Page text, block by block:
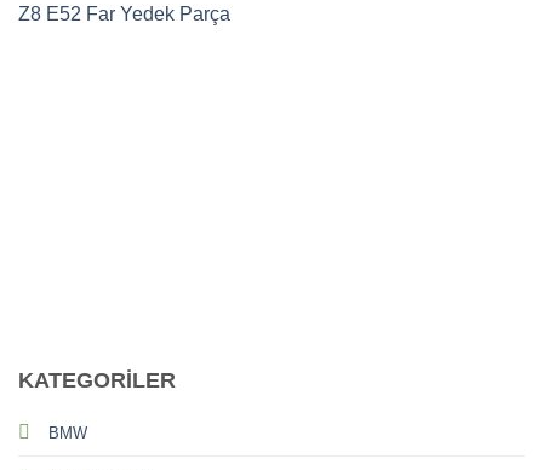
Z8 E52 Far Yedek Parça
KATEGORİLER
BMW